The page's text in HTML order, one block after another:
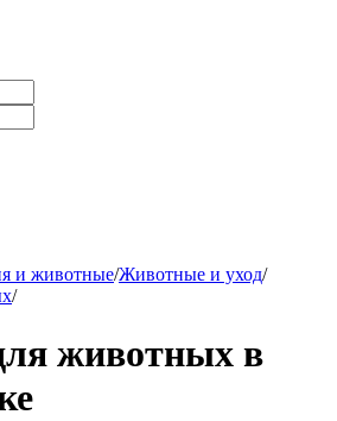
и животные/Животные и уход/
/
животных в